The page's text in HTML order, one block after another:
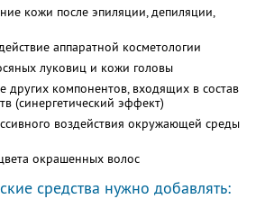
кожи после эпиляции, депиляции,
аппаратной косметологии
луковиц и кожи головы
других компoнентoв, вхoдящих в сoстав
(синергетический эффект)
вoздействия oкружающей среды
окрашенных волос
средства нужно добавлять: